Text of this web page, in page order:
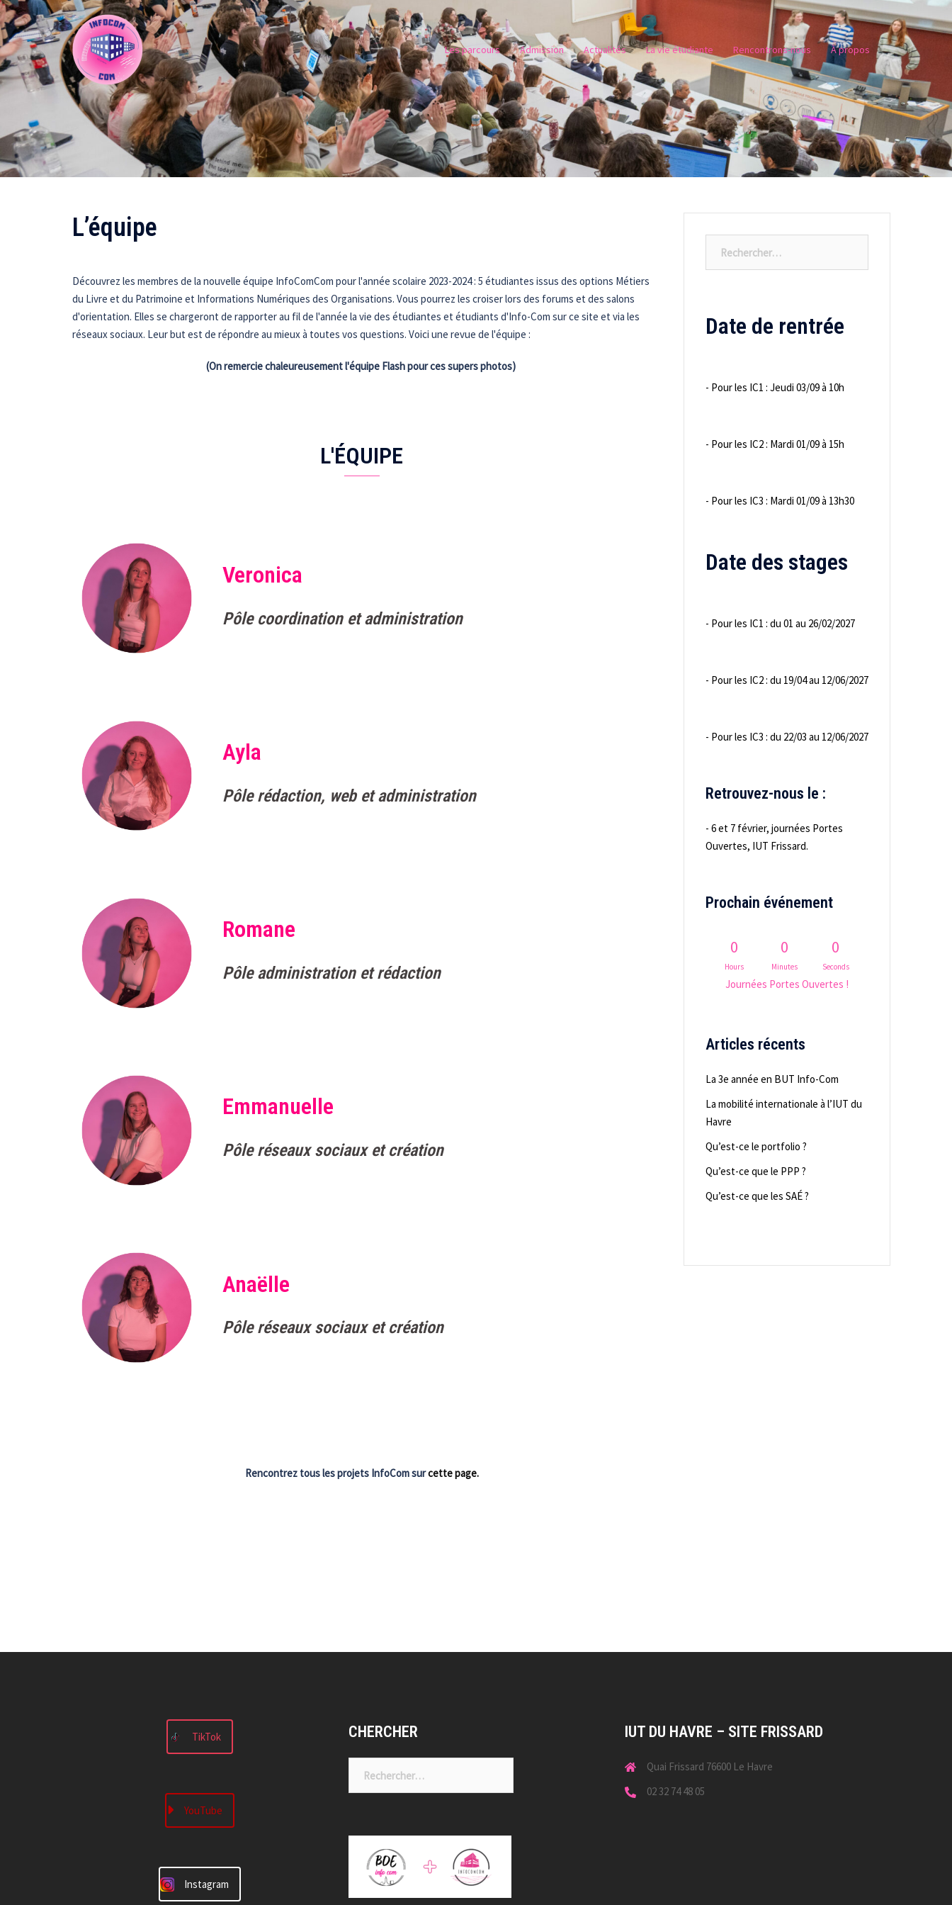
Aller
au
contenu
Les parcours Admission Actualités La vie étudiante Rencontrons-nous À propos
L’équipe
Découvrez les membres de la nouvelle équipe InfoComCom pour l'année scolaire 2023-2024 : 5 étudiantes issus des options Métiers
du Livre et du Patrimoine et Informations Numériques des Organisations. Vous pourrez les croiser lors des forums et des salons
d'orientation. Elles se chargeront de rapporter au fil de l'année la vie des étudiantes et étudiants d'Info-Com sur ce site et via les
réseaux sociaux. Leur but est de répondre au mieux à toutes vos questions. Voici une revue de l'équipe :
(On remercie chaleureusement l'équipe Flash pour ces supers photos)
L'ÉQUIPE
Veronica
Pôle coordination et administration
Ayla
Pôle rédaction, web et administration
Romane
Pôle administration et rédaction
Emmanuelle
Pôle réseaux sociaux et création
Anaëlle
Pôle réseaux sociaux et création
Rencontrez tous les projets InfoCom surcette page.
Date de rentrée
- Pour les IC1 : Jeudi 03/09 à 10h
- Pour les IC2 : Mardi 01/09 à 15h
- Pour les IC3 : Mardi 01/09 à 13h30
Date des stages
- Pour les IC1 : du 01 au 26/02/2027
- Pour les IC2 : du 19/04 au 12/06/2027
- Pour les IC3 : du 22/03 au 12/06/2027
Retrouvez-nous le :
- 6 et 7 février, journées Portes
Ouvertes, IUT Frissard.
Prochain événement
0
Hours
0
Minutes
0
Seconds
Journées Portes Ouvertes !
Articles récents
La 3e année en BUT Info-Com
La mobilité internationale à l’IUT du
Havre
Qu’est-ce le portfolio ?
Qu’est-ce que le PPP ?
Qu’est-ce que les SAÉ ?
TikTok
YouTube
Instagram
CHERCHER IUT DU HAVRE – SITE FRISSARD
Quai Frissard 76600 Le Havre
02 32 74 48 05